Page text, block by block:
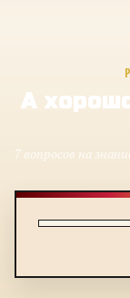
А
7 вопросов на